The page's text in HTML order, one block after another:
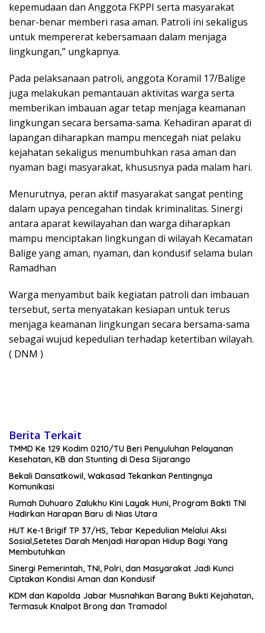
kepemudaan dan Anggota FKPPI serta masyarakat
benar-benar memberi rasa aman. Patroli ini sekaligus
untuk mempererat kebersamaan dalam menjaga
lingkungan,” ungkapnya.
Pada pelaksanaan patroli, anggota Koramil 17/Balige
juga melakukan pemantauan aktivitas warga serta
memberikan imbauan agar tetap menjaga keamanan
lingkungan secara bersama-sama. Kehadiran aparat di
lapangan diharapkan mampu mencegah niat pelaku
kejahatan sekaligus menumbuhkan rasa aman dan
nyaman bagi masyarakat, khususnya pada malam hari.
Menurutnya, peran aktif masyarakat sangat penting
dalam upaya pencegahan tindak kriminalitas. Sinergi
antara aparat kewilayahan dan warga diharapkan
mampu menciptakan lingkungan di wilayah Kecamatan
Balige yang aman, nyaman, dan kondusif selama bulan
Ramadhan
Warga menyambut baik kegiatan patroli dan imbauan
tersebut, serta menyatakan kesiapan untuk terus
menjaga keamanan lingkungan secara bersama-sama
sebagai wujud kepedulian terhadap ketertiban wilayah.
( DNM )
Berita Terkait
TMMD Ke 129 Kodim 0210/TU Beri Penyuluhan Pelayanan
Kesehatan, KB dan Stunting di Desa Sijarango
Bekali Dansatkowil, Wakasad Tekankan Pentingnya
Komunikasi
Rumah Duhuaro Zalukhu Kini Layak Huni, Program Bakti TNI
Hadirkan Harapan Baru di Nias Utara
HUT Ke-1 Brigif TP 37/HS, Tebar Kepedulian Melalui Aksi
Sosial,Setetes Darah Menjadi Harapan Hidup Bagi Yang
Membutuhkan
Sinergi Pemerintah, TNI, Polri, dan Masyarakat Jadi Kunci
Ciptakan Kondisi Aman dan Kondusif
KDM dan Kapolda Jabar Musnahkan Barang Bukti Kejahatan,
Termasuk Knalpot Brong dan Tramadol